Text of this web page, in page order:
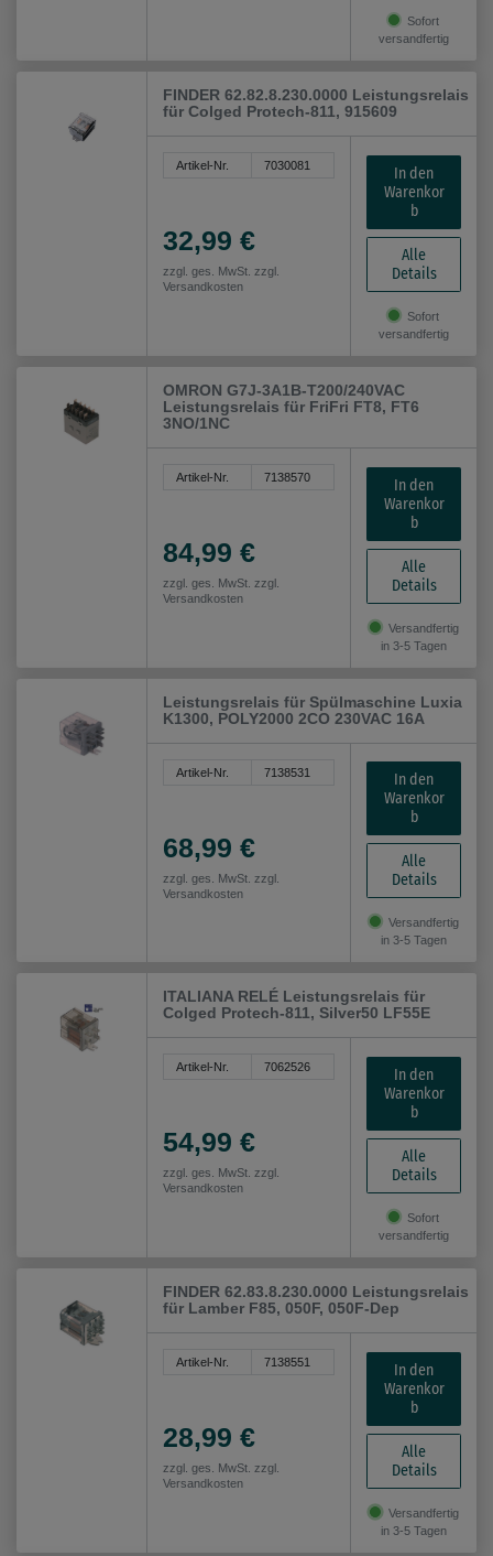
Sofort
versandfertig
FINDER 62.82.8.230.0000 Leistungsrelais
für Colged Protech-811, 915609
Artikel-Nr. 7030081
32,99 €
zzgl. ges. MwSt. zzgl.
Versandkosten
In den
Warenkor
b
Alle
Details
Sofort
versandfertig
OMRON G7J-3A1B-T200/240VAC
Leistungsrelais für FriFri FT8, FT6
3NO/1NC
Artikel-Nr. 7138570
84,99 €
zzgl. ges. MwSt. zzgl.
Versandkosten
In den
Warenkor
b
Alle
Details
Versandfertig
in 3-5 Tagen
Leistungsrelais für Spülmaschine Luxia
K1300, POLY2000 2CO 230VAC 16A
Artikel-Nr. 7138531
68,99 €
zzgl. ges. MwSt. zzgl.
Versandkosten
In den
Warenkor
b
Alle
Details
Versandfertig
in 3-5 Tagen
ITALIANA RELÉ Leistungsrelais für
Colged Protech-811, Silver50 LF55E
Artikel-Nr. 7062526
54,99 €
zzgl. ges. MwSt. zzgl.
Versandkosten
In den
Warenkor
b
Alle
Details
Sofort
versandfertig
FINDER 62.83.8.230.0000 Leistungsrelais
für Lamber F85, 050F, 050F-Dep
Artikel-Nr. 7138551
28,99 €
zzgl. ges. MwSt. zzgl.
Versandkosten
In den
Warenkor
b
Alle
Details
Versandfertig
in 3-5 Tagen